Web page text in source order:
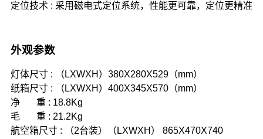
定位技术 : 采用磁电式定位系统，性能更可靠，定位更精准
外观参数
灯体尺寸 : （LXWXH）380X280X529（mm）
纸箱尺寸 : （LXWXH）400X345X570（mm）
净 重 : 18.8Kg
毛 重 : 21.2Kg
航空箱尺寸 : （2台装）（LXWXH） 865X470X740